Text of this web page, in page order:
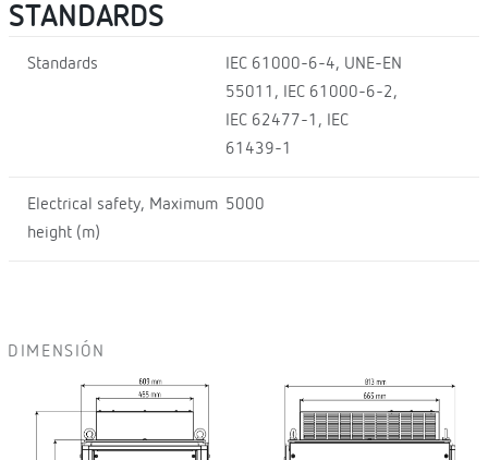
STANDARDS
Standards
IEC 61000-6-4, UNE-EN
55011, IEC 61000-6-2,
IEC 62477-1, IEC
61439-1
Electrical safety, Maximum
height (m)
5000
DIMENSIÓN